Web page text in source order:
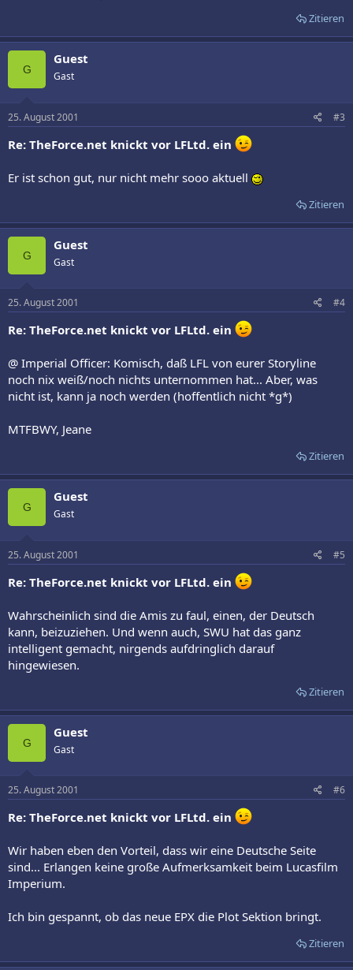
Zitieren
G
Guest
Gast
25. August 2001 #3
Re: TheForce.net knickt vor LFLtd. ein
Er ist schon gut, nur nicht mehr sooo aktuell
Zitieren
G
Guest
Gast
25. August 2001 #4
Re: TheForce.net knickt vor LFLtd. ein
@ Imperial Officer: Komisch, daß LFL von eurer Storyline
noch nix weiß/noch nichts unternommen hat... Aber, was
nicht ist, kann ja noch werden (hoffentlich nicht *g*)
MTFBWY, Jeane
Zitieren
G
Guest
Gast
25. August 2001 #5
Re: TheForce.net knickt vor LFLtd. ein
Wahrscheinlich sind die Amis zu faul, einen, der Deutsch
kann, beizuziehen. Und wenn auch, SWU hat das ganz
intelligent gemacht, nirgends aufdringlich darauf
hingewiesen.
Zitieren
G
Guest
Gast
25. August 2001 #6
Re: TheForce.net knickt vor LFLtd. ein
Wir haben eben den Vorteil, dass wir eine Deutsche Seite
sind... Erlangen keine große Aufmerksamkeit beim Lucasfilm
Imperium.
Ich bin gespannt, ob das neue EPX die Plot Sektion bringt.
Zitieren